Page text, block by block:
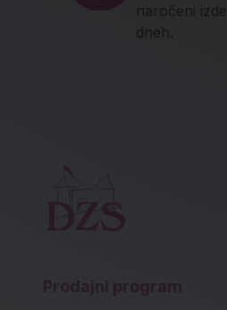
naročeni
dneh.
Prodajni program